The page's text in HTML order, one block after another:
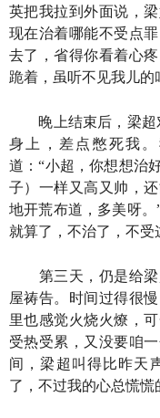
英把我拉到外面说，
现在治着哪能不受点
去了，省得你看着心
跪着，虽听不见我儿的
晚上结束后，梁超
身上，差点憋死我
道：“小超，你想想治
子）一样又高又帅，
地开荒布道，多美呀
就算了，不治了，不受
第三天，仍是给梁
屋祷告。时间过得很
里也感觉火烧火燎，
受热受累，又没要咱
间，梁超叫得比昨天
了，不过我的心总慌慌